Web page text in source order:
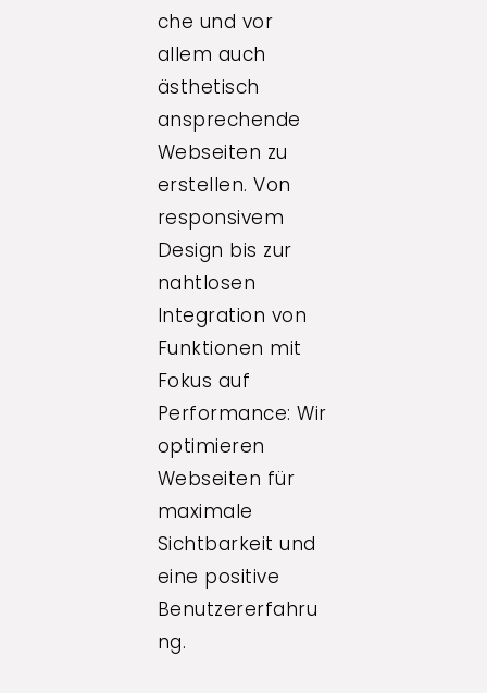
che und vor
allem auch
ästhetisch
ansprechende
Webseiten zu
erstellen. Von
responsivem
Design bis zur
nahtlosen
Integration von
Funktionen mit
Fokus auf
Performance: Wir
optimieren
Webseiten für
maximale
Sichtbarkeit und
eine positive
Benutzererfahru
ng.